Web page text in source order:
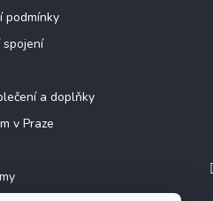
podmínky
spojení
a doplňky
v Praze